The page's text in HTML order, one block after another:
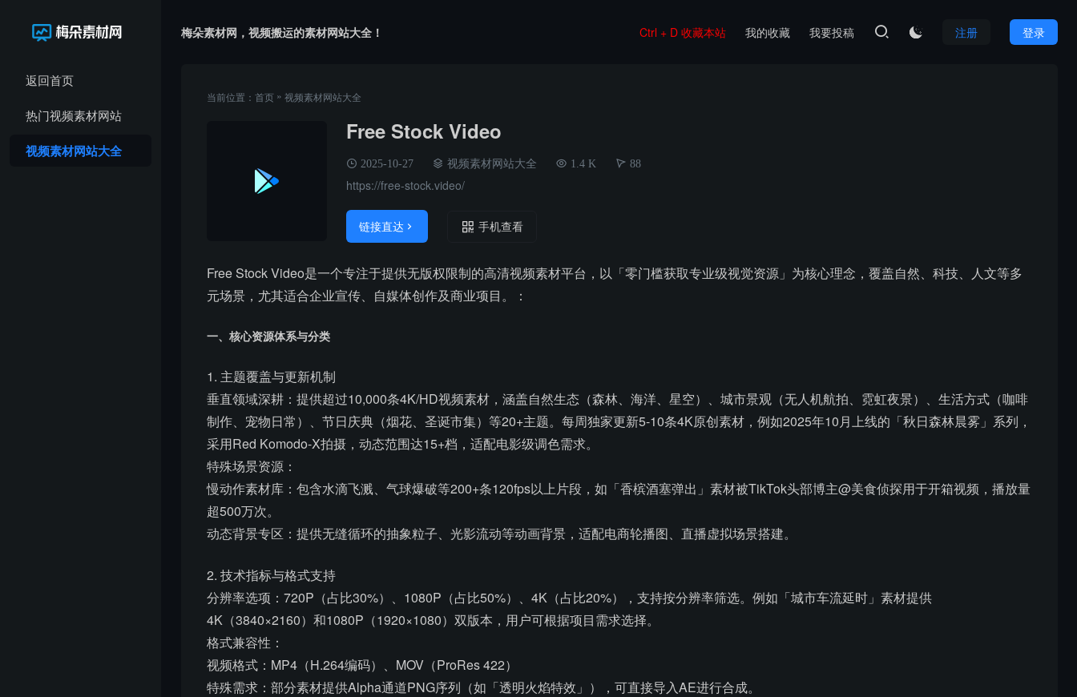
返回首页
热门视频素材网站
视频素材网站大全
梅朵素材网，视频搬运的素材网站大全！ 登录
注册

我的收藏 我要投稿
Ctrl + D 收藏本站
当前位置： 首页 » 视频素材网站大全
Free Stock Video
2025-10-27 视频素材网站大全 1.4 K 88
https://free-stock.video/
链接直达  手机查看
Free Stock Video是一个专注于提供无版权限制的高清视频素材平台，以「零门槛获取专业级视觉资源」为核心理念，覆盖自然、科技、人文等多
元场景，尤其适合企业宣传、自媒体创作及商业项目。：
一、核心资源体系与分类
1. 主题覆盖与更新机制
垂直领域深耕：提供超过10,000条4K/HD视频素材，涵盖自然生态（森林、海洋、星空）、城市景观（无人机航拍、霓虹夜景）、生活方式（咖啡
制作、宠物日常）、节日庆典（烟花、圣诞市集）等20+主题。每周独家更新5-10条4K原创素材，例如2025年10月上线的「秋日森林晨雾」系列，
采用Red Komodo-X拍摄，动态范围达15+档，适配电影级调色需求。
特殊场景资源：
慢动作素材库：包含水滴飞溅、气球爆破等200+条120fps以上片段，如「香槟酒塞弹出」素材被TikTok头部博主@美食侦探用于开箱视频，播放量
超500万次。
动态背景专区：提供无缝循环的抽象粒子、光影流动等动画背景，适配电商轮播图、直播虚拟场景搭建。
2. 技术指标与格式支持
分辨率选项：720P（占比30%）、1080P（占比50%）、4K（占比20%），支持按分辨率筛选。例如「城市车流延时」素材提供
4K（3840×2160）和1080P（1920×1080）双版本，用户可根据项目需求选择。
格式兼容性：
视频格式：MP4（H.264编码）、MOV（ProRes 422）
特殊需求：部分素材提供Alpha通道PNG序列（如「透明火焰特效」），可直接导入AE进行合成。